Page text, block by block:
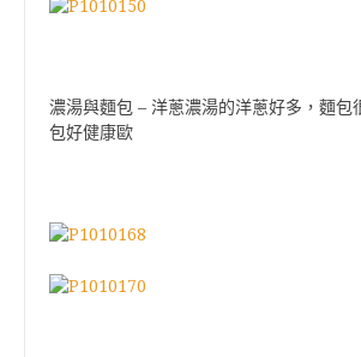
濃湯與麵包 – 洋蔥濃湯的洋蔥好多，麵包
包好健康歐